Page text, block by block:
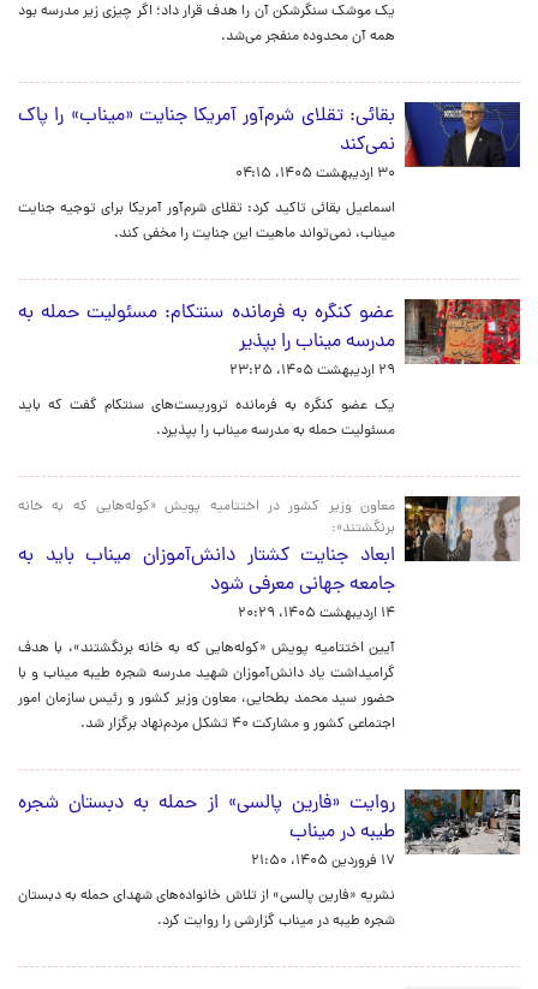
یک موشک سنگرشکن آن را هدف قرار داد؛ اگر چیزی زیر مدرسه بود
همه آن محدوده منفجر می‌شد.
بقائی: تقلای شرم‌آور آمریکا جنایت «میناب» را پاک
نمی‌کند
۳۰ اردیبهشت ۱۴۰۵، ۰۴:۱۵
اسماعیل بقائی تاکید کرد: تقلای شرم‌آور آمریکا برای توجیه جنایت
میناب، نمی‌تواند ماهیت این جنایت را مخفی کند.
عضو کنگره به فرمانده سنتکام: مسئولیت حمله به
مدرسه میناب را بپذیر
۲۹ اردیبهشت ۱۴۰۵، ۲۳:۲۵
یک عضو کنگره به فرمانده تروریست‌های سنتکام گفت که باید
مسئولیت حمله به مدرسه میناب را بپذیرد.
معاون وزیر کشور در اختتامیه پویش «کوله‌هایی که به خانه
برنگشتند»:
ابعاد جنایت کشتار دانش‌آموزان میناب باید به
جامعه جهانی معرفی شود
۱۴ اردیبهشت ۱۴۰۵، ۲۰:۲۹
آیین اختتامیه پویش «کوله‌هایی که به خانه برنگشتند»، با هدف
گرامیداشت یاد دانش‌آموزان شهید مدرسه شجره طیبه میناب و با
حضور سید محمد بطحایی، معاون وزیر کشور و رئیس سازمان امور
اجتماعی کشور و مشارکت ۴۰ تشکل مردم‌نهاد برگزار شد.
روایت «فارین پالسی» از حمله به دبستان شجره
طیبه در میناب
۱۷ فروردین ۱۴۰۵، ۲۱:۵۰
نشریه «فارین پالسی» از تلاش خانواده‌های شهدای حمله به دبستان
شجره طیبه در میناب گزارشی را روایت کرد.